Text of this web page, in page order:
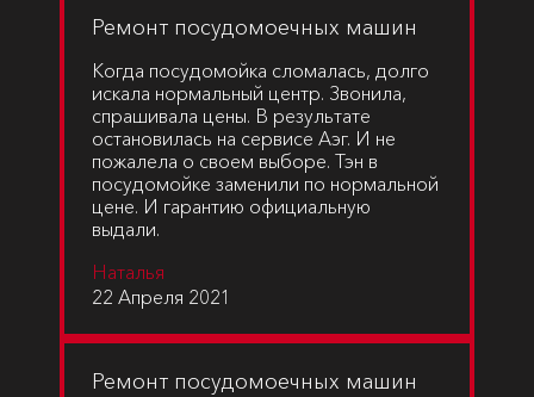
Ремонт посудомоечных машин
Когда посудомойка сломалась, долго
искала нормальный центр. Звонила,
спрашивала цены. В результате
остановилась на сервисе Аэг. И не
пожалела о своем выборе. Тэн в
посудомойке заменили по нормальной
цене. И гарантию официальную
выдали.
Наталья
22 Апреля 2021
Ремонт посудомоечных машин